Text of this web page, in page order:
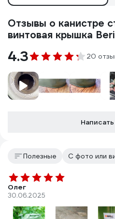
Отзывы о канистре
винтовая крышка
4.3 20
Полезные С фото или
Олег
30.06.2025